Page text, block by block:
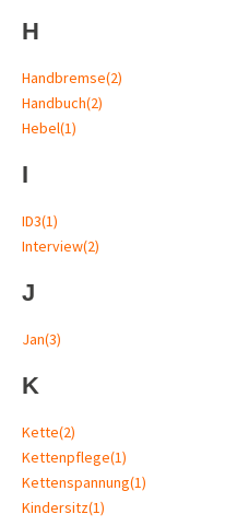
H
Handbremse(2)
Handbuch(2)
Hebel(1)
I
ID3(1)
Interview(2)
J
Jan(3)
K
Kette(2)
Kettenpflege(1)
Kettenspannung(1)
Kindersitz(1)